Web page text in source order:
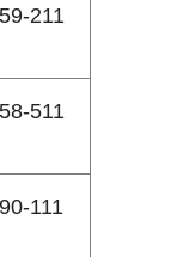
211
511
111